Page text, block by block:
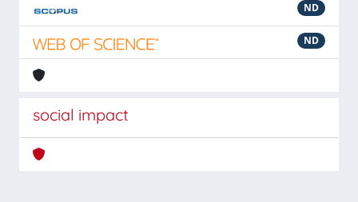
ND
ND
social impact